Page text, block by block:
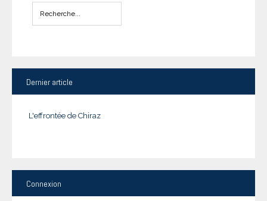
Dernier article
L'effrontée de Chiraz
Connexion